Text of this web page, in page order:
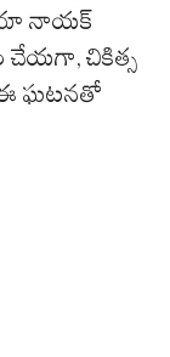
నాయక్
చేయగా, చికిత్స
ఈ ఘటనతో